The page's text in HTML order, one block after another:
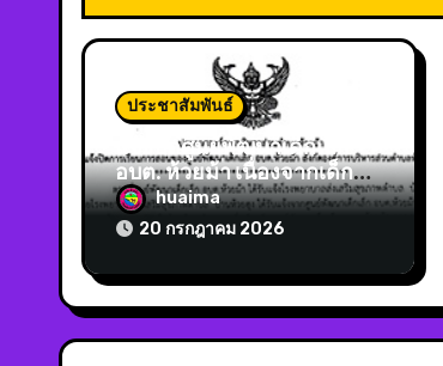
ประชาสัมพันธ์
แจ้งปิดศูนย์พัฒนาเด็กเล็ก
อบต. ห้วยม้า เนื่องจากเด็กติด
โรคมือ เท้า ปาก
huaima
20 กรกฎาคม 2026